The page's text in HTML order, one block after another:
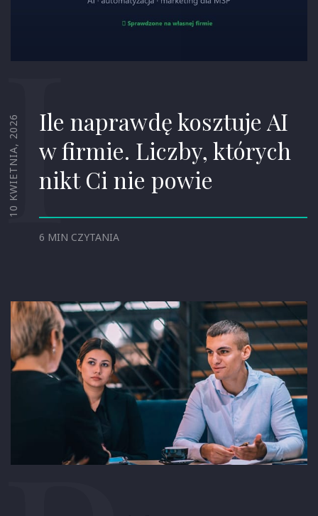
10 KWIETNIA, 2026
IIle naprawdę kosztuje AI
w firmie. Liczby, których
nikt Ci nie powie
6 MIN CZYTANIA